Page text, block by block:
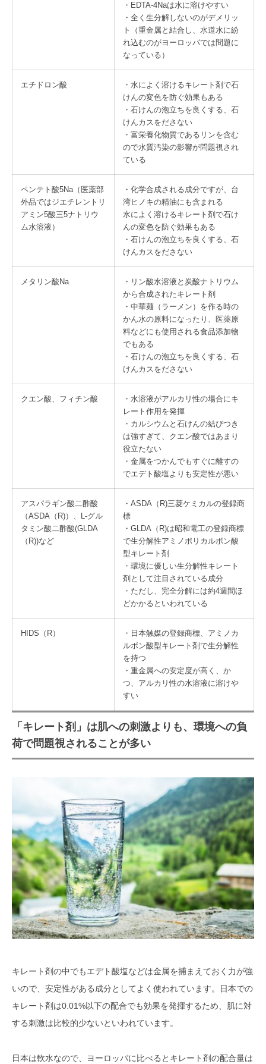
・EDTA-4Naは水に溶けやすい
・全く生分解しないのがデメリッ
ト（重金属と結合し、水道水に紛
れ込むのがヨーロッパでは問題に
なっている）
エチドロン酸
・水によく溶けるキレート剤で石
けんの変色を防ぐ効果もある
・石けんの泡立ちを良くする、石
けんカスをださない
・富栄養化物質であるリンを含む
ので水質汚染の影響が問題視され
ている
ペンテト酸5Na（医薬部
外品ではジエチレントリ
アミン5酸三5ナトリウ
ム水溶液）
・化学合成される成分ですが、台
湾ヒノキの精油にも含まれる
水によく溶けるキレート剤で石け
んの変色を防ぐ効果もある
・石けんの泡立ちを良くする、石
けんカスをださない
メタリン酸Na
・リン酸水溶液と炭酸ナトリウム
から合成されたキレート剤
・中華麺（ラーメン）を作る時の
かん水の原料になったり、医薬原
料などにも使用される食品添加物
でもある
・石けんの泡立ちを良くする、石
けんカスをださない
クエン酸、フィチン酸
・水溶液がアルカリ性の場合にキ
レート作用を発揮
・カルシウムと石けんの結びつき
は強すぎて、クエン酸ではあまり
役立たない
・金属をつかんでもすぐに離すの
でエデト酸塩よりも安定性が悪い
アスパラギン酸二酢酸
（ASDA（R)）、L-グル
タミン酸二酢酸(GLDA
（R))など
・ASDA（R)三菱ケミカルの登録商
標
・GLDA（R)は昭和電工の登録商標
で生分解性アミノポリカルボン酸
型キレート剤
・環境に優しい生分解性キレート
剤として注目されている成分
・ただし、完全分解には約4週間ほ
どかかるといわれている
HIDS（R）
・日本触媒の登録商標、アミノカ
ルボン酸型キレート剤で生分解性
を持つ
・重金属への安定度が高く、か
つ、アルカリ性の水溶液に溶けや
すい
「キレート剤」は肌への刺激よりも、環境への負
荷で問題視されることが多い
キレート剤の中でもエデト酸塩などは金属を捕まえておく力が強
いので、安定性がある成分としてよく使われています。日本での
キレート剤は0.01%以下の配合でも効果を発揮するため、肌に対
する刺激は比較的少ないといわれています。
日本は軟水なので、ヨーロッパに比べるとキレート剤の配合量は